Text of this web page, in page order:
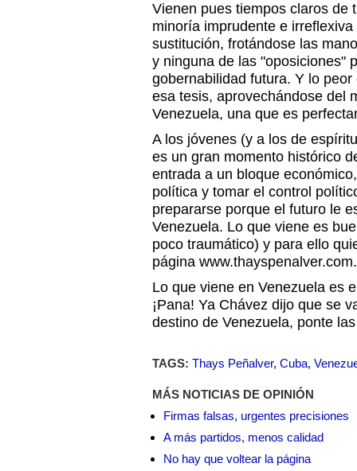
Vienen pues tiempos claros de
minoría imprudente e
sustitución, frotándose las
y ninguna de las "oposiciones"
gobernabilidad futura. Y lo
esa tesis, aprovechándose del
Venezuela, una que es
A los jóvenes (y a los de
es un gran momento histórico
entrada a un bloque
política y tomar el control
prepararse porque el futuro le
Venezuela. Lo que viene es
poco traumático) y para ello
página www.thayspenalver.com.
Lo que viene en Venezuela es
¡Pana! Ya Chávez dijo que se
destino de Venezuela, ponte
TAGS: Thays Peñalver, Cuba,
MÁS NOTICIAS DE OPINIÓN
Firmas falsas, urgentes precisiones
A más partidos, menos calidad
No hay que voltear la página